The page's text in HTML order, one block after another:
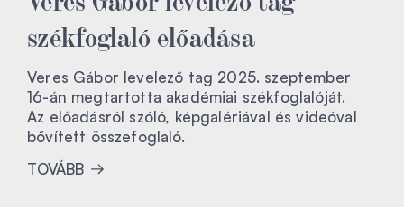
székfoglaló előadása
Veres Gábor levelező tag 2025. szeptember
16-án megtartotta akadémiai székfoglalóját.
Az előadásról szóló, képgalériával és videóval
bővített összefoglaló.
TOVÁBB